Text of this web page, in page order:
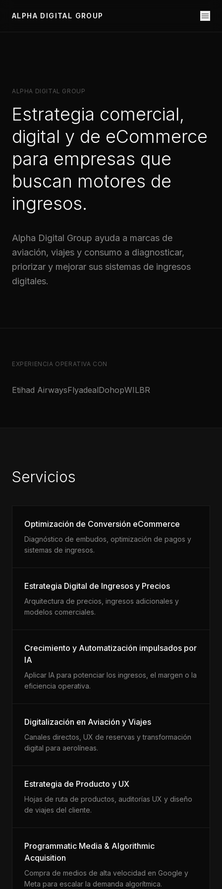
ALPHA DIGITAL GROUP
ALPHA DIGITAL GROUP
Estrategia comercial,
digital y de eCommerce
para empresas que
buscan motores de
ingresos.
Alpha Digital Group ayuda a marcas de
aviación, viajes y consumo a diagnosticar,
priorizar y mejorar sus sistemas de ingresos
digitales.
EXPERIENCIA OPERATIVA CON
Etihad AirwaysFlyadealDohopWILBR
Servicios
Optimización de Conversión eCommerce
Diagnóstico de embudos, optimización de pagos y
sistemas de ingresos.
Estrategia Digital de Ingresos y Precios
Arquitectura de precios, ingresos adicionales y
modelos comerciales.
Crecimiento y Automatización impulsados por
IA
Aplicar IA para potenciar los ingresos, el margen o la
eficiencia operativa.
Digitalización en Aviación y Viajes
Canales directos, UX de reservas y transformación
digital para aerolíneas.
Estrategia de Producto y UX
Hojas de ruta de productos, auditorías UX y diseño
de viajes del cliente.
Programmatic Media & Algorithmic
Acquisition
Compra de medios de alta velocidad en Google y
Meta para escalar la demanda algorítmica.